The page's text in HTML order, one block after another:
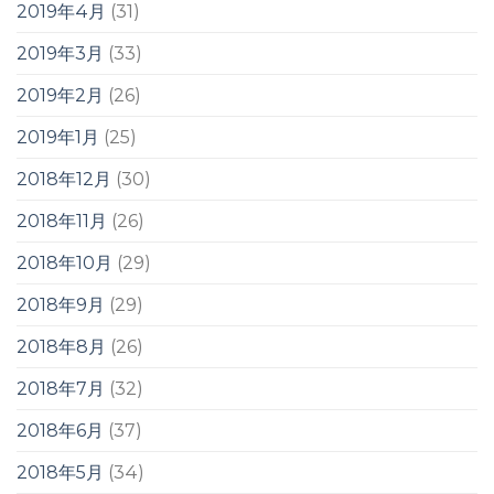
2019年4月 (31)
2019年3月 (33)
2019年2月 (26)
2019年1月 (25)
2018年12月 (30)
2018年11月 (26)
2018年10月 (29)
2018年9月 (29)
2018年8月 (26)
2018年7月 (32)
2018年6月 (37)
2018年5月 (34)